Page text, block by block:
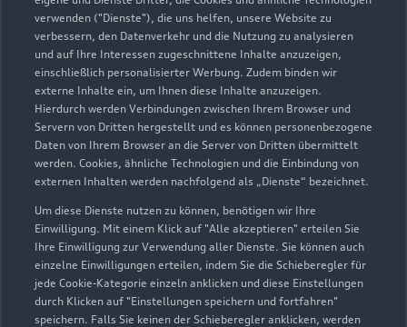
verwenden ("Dienste"), die uns helfen, unsere Website zu
verbessern, den Datenverkehr und die Nutzung zu analysieren
und auf Ihre Interessen zugeschnittene Inhalte anzuzeigen,
einschließlich personalisierter Werbung. Zudem binden wir
externe Inhalte ein, um Ihnen diese Inhalte anzuzeigen.
Hierdurch werden Verbindungen zwischen Ihrem Browser und
Servern von Dritten hergestellt und es können personenbezogene
Daten von Ihrem Browser an die Server von Dritten übermittelt
werden. Cookies, ähnliche Technologien und die Einbindung von
externen Inhalten werden nachfolgend als „Dienste“ bezeichnet.
Um diese Dienste nutzen zu können, benötigen wir Ihre
Einwilligung. Mit einem Klick auf "Alle akzeptieren" erteilen Sie
Ihre Einwilligung zur Verwendung aller Dienste. Sie können auch
einzelne Einwilligungen erteilen, indem Sie die Schieberegler für
jede Cookie-Kategorie einzeln anklicken und diese Einstellungen
durch Klicken auf "Einstellungen speichern und fortfahren"
speichern. Falls Sie keinen der Schieberegler anklicken, werden
Zu den Rädern